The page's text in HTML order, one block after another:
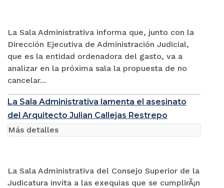
La Sala Administrativa informa que, junto con la
Dirección Ejecutiva de Administración Judicial,
que es la entidad ordenadora del gasto, va a
analizar en la próxima sala la propuesta de no
cancelar...
La Sala Administrativa lamenta el asesinato
del Arquitecto Julian Callejas Restrepo
La Sala Administrativa del Consejo Superior de la
Judicatura invita a las exequias que se cumplirÃ¡n
Más detalles